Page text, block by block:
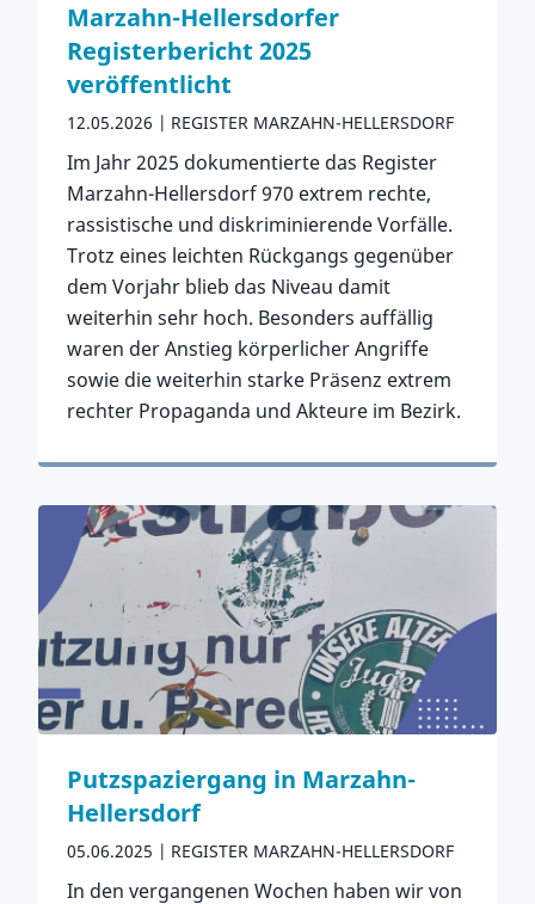
Marzahn-Hellersdorfer
Registerbericht 2025
veröffentlicht
12.05.2026 REGISTER MARZAHN-HELLERSDORF
Im Jahr 2025 dokumentierte das Register
Marzahn-Hellersdorf 970 extrem rechte,
rassistische und diskriminierende Vorfälle.
Trotz eines leichten Rückgangs gegenüber
dem Vorjahr blieb das Niveau damit
weiterhin sehr hoch. Besonders auffällig
waren der Anstieg körperlicher Angriffe
sowie die weiterhin starke Präsenz extrem
rechter Propaganda und Akteure im Bezirk.
Zum Artikel
Putzspaziergang in Marzahn-
Hellersdorf
05.06.2025 REGISTER MARZAHN-HELLERSDORF
In den vergangenen Wochen haben wir von